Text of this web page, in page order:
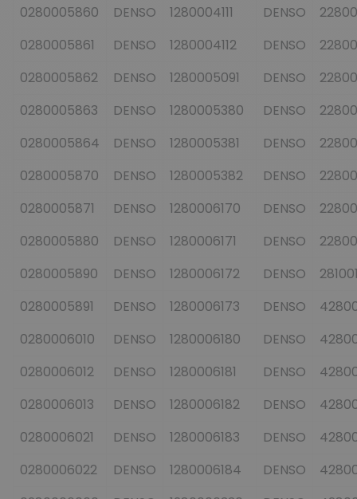
0280005860
DENSO 1280004111 DENSO
0280005861
DENSO 1280004112 DENSO
0280005862
DENSO 1280005091 DENSO
0280005863
DENSO 1280005380 DENSO
0280005864
DENSO 1280005381 DENSO
0280005870
DENSO 1280005382 DENSO
0280005871
DENSO 1280006170 DENSO
0280005880
DENSO 1280006171 DENSO
0280005890
DENSO 1280006172 DENSO
0280005891
DENSO 1280006173 DENSO
0280006010
DENSO 1280006180 DENSO
0280006012
DENSO 1280006181 DENSO
0280006013
DENSO 1280006182 DENSO
0280006021
DENSO 1280006183 DENSO
0280006022
DENSO 1280006184 DENSO